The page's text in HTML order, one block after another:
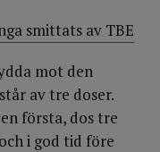
smittats av TBE
mot den
av tre doser.
första, dos tre
i god tid före